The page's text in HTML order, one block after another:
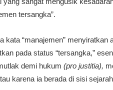
tersangka”.
kata “manajemen”
pada status “tersangka,”
demi hukum (pro justitia),
karena ia berada di sisi